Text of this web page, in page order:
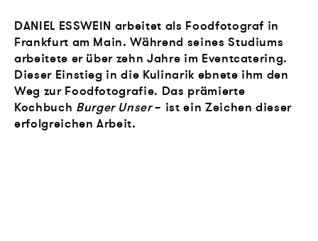
DANIEL ESSWEIN arbeitet als Foodfotograf in
Frankfurt am Main. Während seines Studiums
arbeitete er über zehn Jahre im Eventcatering.
Dieser Einstieg in die Kulinarik ebnete ihm den
Weg zur Foodfotografie. Das prämierte
Kochbuch Burger Unser– ist ein Zeichen dieser
erfolgreichen Arbeit.